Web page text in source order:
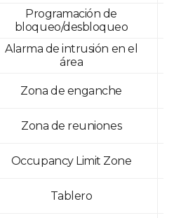
Programación de
bloqueo/desbloqueo
Alarma de intrusión en el
área
Zona de enganche
Zona de reuniones
Occupancy Limit Zone
Tablero